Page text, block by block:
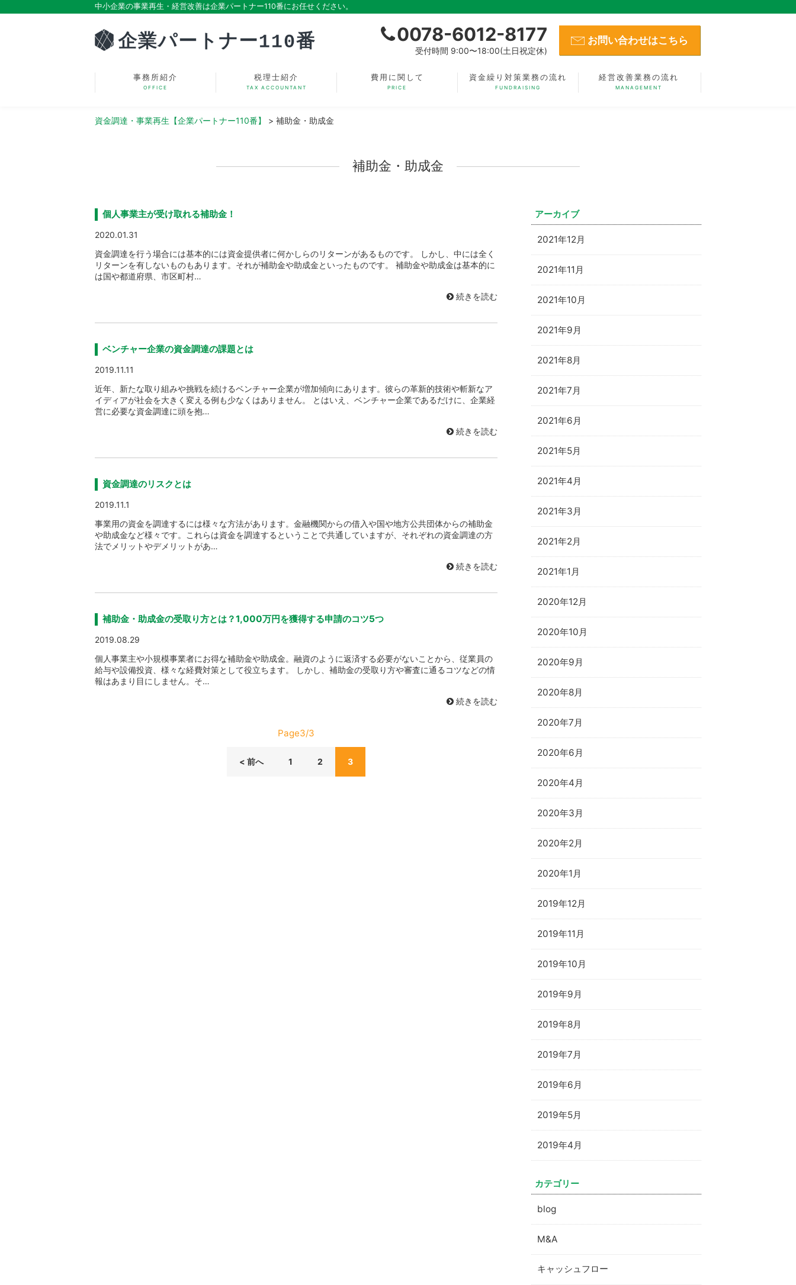
中小企業の事業再生・経営改善は企業パートナー110番にお任せください。
0078-6012-8177
受付時間 9:00〜18:00(土日祝定休)
お問い合わせはこちら
事務所紹介
OFFICE
税理士紹介
TAX ACCOUNTANT
費用に関して
PRICE
資金繰り対策業務の流れ
FUNDRAISING
経営改善業務の流れ
MANAGEMENT
資金調達・事業再生【企業パートナー110番】 > 補助金・助成金
補助金・助成金
個人事業主が受け取れる補助金！
2020.01.31
資金調達を行う場合には基本的には資金提供者に何かしらのリターンがあるものです。 しかし、中には全く
リターンを有しないものもあります。それが補助金や助成金といったものです。 補助金や助成金は基本的に
は国や都道府県、市区町村…
続きを読む
ベンチャー企業の資金調達の課題とは
2019.11.11
近年、新たな取り組みや挑戦を続けるベンチャー企業が増加傾向にあります。彼らの革新的技術や斬新なア
イディアが社会を大きく変える例も少なくはありません。 とはいえ、ベンチャー企業であるだけに、企業経
営に必要な資金調達に頭を抱…
続きを読む
資金調達のリスクとは
2019.11.1
事業用の資金を調達するには様々な方法があります。金融機関からの借入や国や地方公共団体からの補助金
や助成金など様々です。これらは資金を調達するということで共通していますが、それぞれの資金調達の方
法でメリットやデメリットがあ…
続きを読む
補助金・助成金の受取り方とは？1,000万円を獲得する申請のコツ5つ
2019.08.29
個人事業主や小規模事業者にお得な補助金や助成金。融資のように返済する必要がないことから、従業員の
給与や設備投資、様々な経費対策として役立ちます。 しかし、補助金の受取り方や審査に通るコツなどの情
報はあまり目にしません。そ…
続きを読む
Page3/3
< 前へ 1 2 3
アーカイブ
2021年12月
2021年11月
2021年10月
2021年9月
2021年8月
2021年7月
2021年6月
2021年5月
2021年4月
2021年3月
2021年2月
2021年1月
2020年12月
2020年10月
2020年9月
2020年8月
2020年7月
2020年6月
2020年4月
2020年3月
2020年2月
2020年1月
2019年12月
2019年11月
2019年10月
2019年9月
2019年8月
2019年7月
2019年6月
2019年5月
2019年4月
カテゴリー
blog
M&A
キャッシュフロー